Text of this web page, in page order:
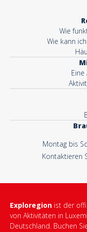
Wie
Wie kann
Montag bis
Kontaktieren
Exploregion ist der
von Aktivitäten in
Deutschland. Buchen